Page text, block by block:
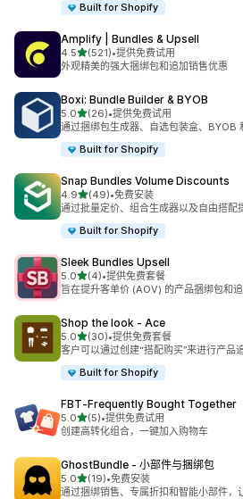
Built for Shopify
Amplify | Bundles & Upsell
4.5星（满分 5 星）
(521)
总共 521 条评论
•提供免费试用
外观精美的强大捆绑包和追加销售优惠
Boxi: Bundle Builder & BYOB
5.0星（满分 5 星）
(26)
总共 26 条评论
•提供免费试用
通过捆绑包生成器、自选包装盒、BYOB
Built for Shopify
Snap Bundles Volume Discounts
4.9星（满分 5 星）
(49)
总共 49 条评论
•免费安装
通过批量定价、组合生成器以及自由搭配
Built for Shopify
Sleek Bundles Upsell
5.0星（满分 5 星）
(4)
总共 4 条评论
•提供免费套餐
旨在提升客单价 (AOV) 的产品捆绑包和
Shop the look ‑ Ace
5.0星（满分 5 星）
(30)
总共 30 条评论
•提供免费套餐
客户可以通过创建“搭配购买”来进行产品
Built for Shopify
FBT‑Frequently Bought Together
5.0星（满分 5 星）
(5)
总共 5 条评论
•提供免费试用
创建高转化组合，一键加入购物车
GhostBundle ‑ 小部件与捆绑包
5.0星（满分 5 星）
(19)
总共 19 条评论
•免费安装
通过捆绑销售、专属折扣和智能小部件，